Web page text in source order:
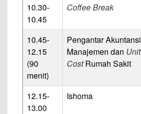
10.30-
10.45
Coffee Break
10.45-
12.15
(90
menit)
Pengantar Akuntansi
Manajemen dan Unit
CostRumah Sakit
12.15-
13.00
Ishoma